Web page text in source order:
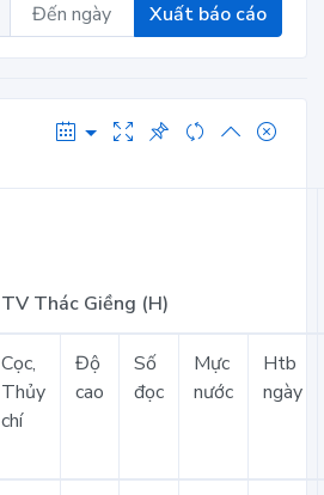
Xuất báo cáo
TV Thác Giềng (H)
Cọc,
Thủy
chí
Độ
cao
Số
đọc
Mực
nước
Htb
ngày